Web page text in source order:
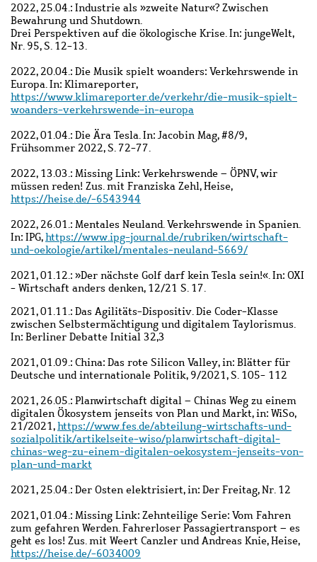
2022, 25.04.: Industrie als »zweite Natur«? Zwischen
Bewahrung und Shutdown.
Drei Perspektiven auf die ökologische Krise. In: jungeWelt,
Nr. 95, S. 12-13.
2022, 20.04.: Die Musik spielt woanders: Verkehrswende in
Europa. In: Klimareporter,
https://www.klimareporter.de/verkehr/die-musik-spielt-
woanders-verkehrswende-in-europa
2022, 01.04.: Die Ära Tesla. In: Jacobin Mag, #8/9,
Frühsommer 2022, S. 72-77.
2022, 13.03.: Missing Link: Verkehrswende – ÖPNV, wir
müssen reden! Zus. mit Franziska Zehl, Heise,
https://heise.de/-6543944
2022, 26.01.: Mentales Neuland. Verkehrswende in Spanien.
In: IPG,https://www.ipg-journal.de/rubriken/wirtschaft-
und-oekologie/artikel/mentales-neuland-5669/
2021, 01.12.: »Der nächste Golf darf kein Tesla sein!«. In: OXI
- Wirtschaft anders denken, 12/21 S. 17.
2021, 01.11.: Das Agilitäts-Dispositiv. Die Coder-Klasse
zwischen Selbstermächtigung und digitalem Taylorismus.
In: Berliner Debatte Initial 32,3
2021, 01.09.: China: Das rote Silicon Valley, in: Blätter für
Deutsche und internationale Politik, 9/2021, S. 105- 112
2021, 26.05.: Planwirtschaft digital – Chinas Weg zu einem
digitalen Ökosystem jenseits von Plan und Markt, in: WiSo,
21/2021,https://www.fes.de/abteilung-wirtschafts-und-
sozialpolitik/artikelseite-wiso/planwirtschaft-digital-
chinas-weg-zu-einem-digitalen-oekosystem-jenseits-von-
plan-und-markt
2021, 25.04.: Der Osten elektrisiert, in: Der Freitag, Nr. 12
2021, 01.04.: Missing Link: Zehnteilige Serie: Vom Fahren
zum gefahren Werden. Fahrerloser Passagiertransport – es
geht es los! Zus. mit Weert Canzler und Andreas Knie, Heise,
https://heise.de/-6034009